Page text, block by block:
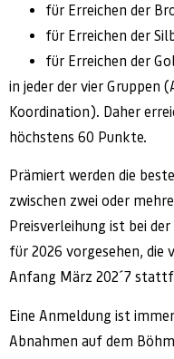
für Erreichen der
für Erreichen der
für Erreichen der
in jeder der vier Gruppen
Koordination). Daher
höchstens 60 Punkte.
Prämiert werden die
zwischen zwei oder
Preisverleihung ist bei
für 2026 vorgesehen, die
Anfang März 202´7
Eine Anmeldung ist
Abnahmen auf dem